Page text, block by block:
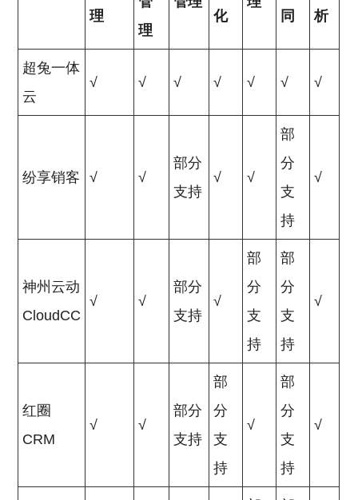
理
理
化
同
析
超兔一体
云
√ √ √ √ √ √ √
纷享销客 √ √
部分
支持
√ √
部
分
支
持
√
神州云动
CloudCC
√ √
部分
支持
√
部
分
支
持
部
分
支
持
√
红圈
CRM
√ √
部分
支持
部
分
支
持
√
部
分
支
持
√